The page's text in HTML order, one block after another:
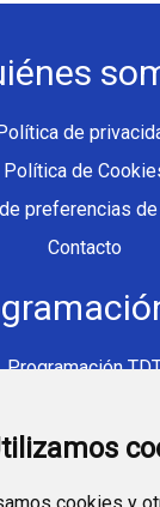
de
Política de
preferencias
Contacto
Programación
Ver TV Online